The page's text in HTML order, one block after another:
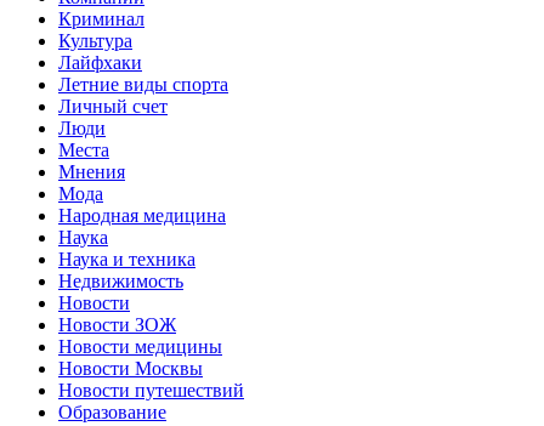
Криминал
Культура
Лайфхаки
Летние виды спорта
Личный счет
Люди
Места
Мнения
Мода
Народная медицина
Наука
Наука и техника
Недвижимость
Новости
Новости ЗОЖ
Новости медицины
Новости Москвы
Новости путешествий
Образование